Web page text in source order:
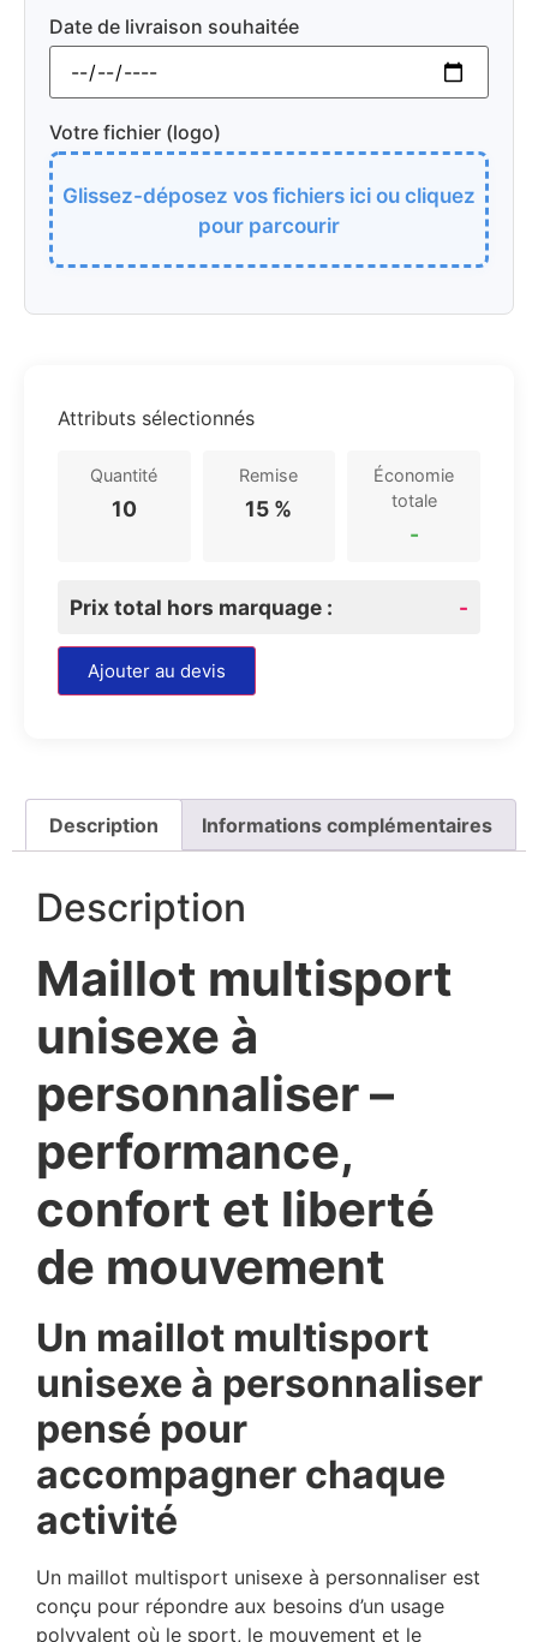
Date de livraison souhaitée
Votre fichier (logo)
Glissez-déposez vos fichiers ici ou cliquez
pour parcourir
Attributs sélectionnés
Quantité
10
Remise
15 %
Économie
totale
-
Prix total hors marquage : -
Ajouter au devis
Description Informations complémentaires
Description
Maillot multisport
unisexe à
personnaliser –
performance,
confort et liberté
de mouvement
Un maillot multisport
unisexe à personnaliser
pensé pour
accompagner chaque
activité
Un maillot multisport unisexe à personnaliser est
conçu pour répondre aux besoins d’un usage
polyvalent où le sport, le mouvement et le